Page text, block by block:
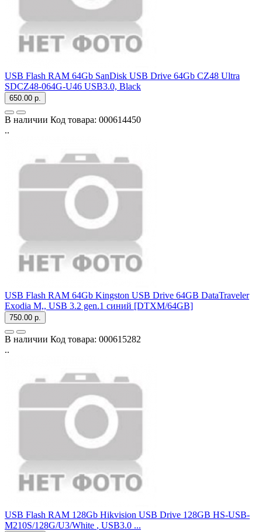
USB Flash RAM 64Gb SanDisk USB Drive 64Gb CZ48 Ultra
SDCZ48-064G-U46 USB3.0, Black
650.00 р.
В наличии Код товара: 000614450
..
USB Flash RAM 64Gb Kingston USB Drive 64GB DataTraveler
Exodia M,, USB 3.2 gen.1 синий [DTXM/64GB]
750.00 р.
В наличии Код товара: 000615282
..
USB Flash RAM 128Gb Hikvision USB Drive 128GB HS-USB-
M210S/128G/U3/White , USB3.0 ...